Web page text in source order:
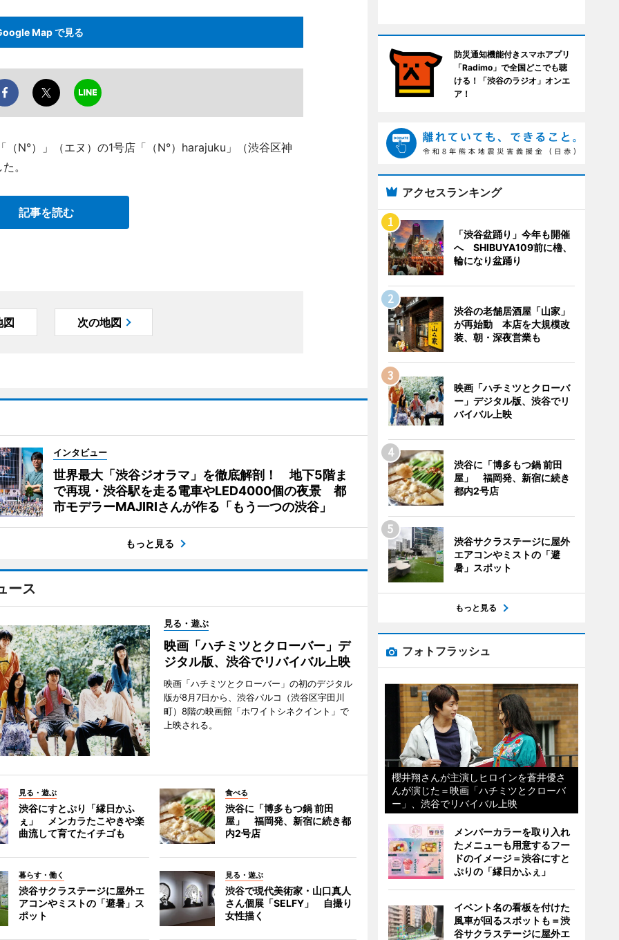
Map で見る
N°）」（エヌ）の1号店「（N°）harajuku」（渋谷区神
。
記事を読む
図 次の地図
インタビュー
世界最大「渋谷ジオラマ」を徹底解剖！ 地下5階ま
で再現・渋谷駅を走る電車やLED4000個の夜景 都
市モデラーMAJIRIさんが作る「もう一つの渋谷」
もっと見る
ース
見る・遊ぶ
映画「ハチミツとクローバー」デ
ジタル版、渋谷でリバイバル上映
映画「ハチミツとクローバー」の初のデジタル
版が8月7日から、渋谷パルコ（渋谷区宇田川
町）8階の映画館「ホワイトシネクイント」で
上映される。
見る・遊ぶ
渋谷にすとぷり「縁日かふ
ぇ」 メンカラたこやきや楽
曲流して育てたイチゴも
食べる
渋谷に「博多もつ鍋 前田
屋」 福岡発、新宿に続き都
内2号店
暮らす・働く
渋谷サクラステージに屋外エ
アコンやミストの「避暑」ス
ポット
見る・遊ぶ
渋谷で現代美術家・山口真人
さん個展「SELFY」 自撮り
女性描く
防災通知機能付きスマホアプリ
「Radimo」で全国どこでも聴
ける！「渋谷のラジオ」オンエ
ア！
アクセスランキング
「渋谷盆踊り」今年も開催
へ SHIBUYA109前に櫓、
輪になり盆踊り
渋谷の老舗居酒屋「山家」
が再始動 本店を大規模改
装、朝・深夜営業も
映画「ハチミツとクローバ
ー」デジタル版、渋谷でリ
バイバル上映
渋谷に「博多もつ鍋 前田
屋」 福岡発、新宿に続き
都内2号店
渋谷サクラステージに屋外
エアコンやミストの「避
暑」スポット
もっと見る
フォトフラッシュ
櫻井翔さんが主演しヒロインを蒼井優さ
んが演じた＝映画「ハチミツとクローバ
ー」、渋谷でリバイバル上映
メンバーカラーを取り入れ
たメニューも用意するフー
ドのイメージ＝渋谷にすと
ぷりの「縁日かふぇ」
イベント名の看板を付けた
風車が回るスポットも＝渋
谷サクラステージに屋外エ